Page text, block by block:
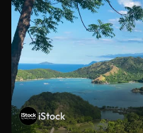
iStock